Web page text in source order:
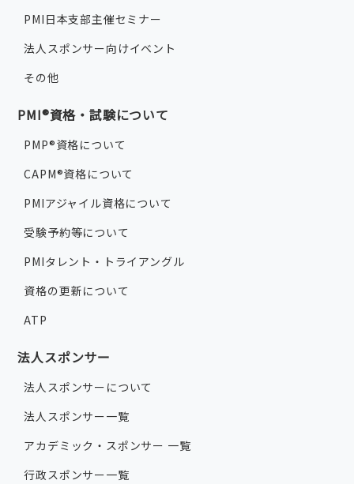
PMI日本支部主催セミナー
法人スポンサー向けイベント
その他
PMI®資格・試験について
PMP®資格について
CAPM®資格について
PMIアジャイル資格について
受験予約等について
PMIタレント・トライアングル
資格の更新について
ATP
法人スポンサー
法人スポンサーについて
法人スポンサー一覧
アカデミック・スポンサー 一覧
行政スポンサー一覧